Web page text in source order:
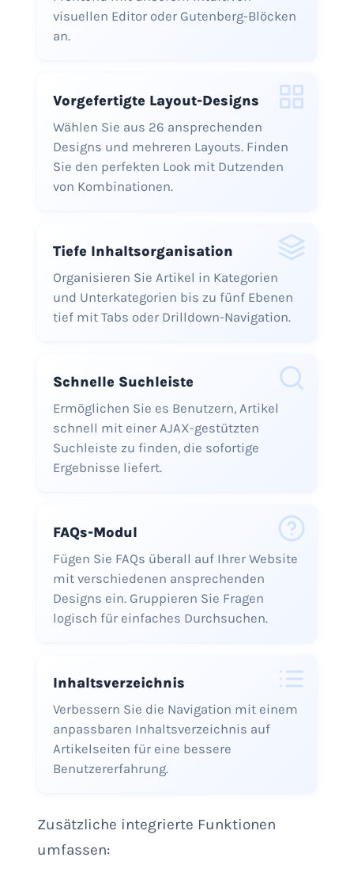
visuellen Editor oder Gutenberg-Blöcken
an.
Vorgefertigte Layout-Designs
Wählen Sie aus 26 ansprechenden
Designs und mehreren Layouts. Finden
Sie den perfekten Look mit Dutzenden
von Kombinationen.
Tiefe Inhaltsorganisation
Organisieren Sie Artikel in Kategorien
und Unterkategorien bis zu fünf Ebenen
tief mit Tabs oder Drilldown-Navigation.
Schnelle Suchleiste
Ermöglichen Sie es Benutzern, Artikel
schnell mit einer AJAX-gestützten
Suchleiste zu finden, die sofortige
Ergebnisse liefert.
FAQs-Modul
Fügen Sie FAQs überall auf Ihrer Website
mit verschiedenen ansprechenden
Designs ein. Gruppieren Sie Fragen
logisch für einfaches Durchsuchen.
Inhaltsverzeichnis
Verbessern Sie die Navigation mit einem
anpassbaren Inhaltsverzeichnis auf
Artikelseiten für eine bessere
Benutzererfahrung.
Zusätzliche integrierte Funktionen
umfassen: